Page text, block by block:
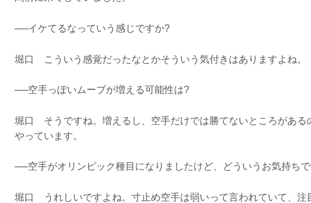
──イケてるなっていう感じですか?
堀口 こういう感覚だったなとかそういう気付きはありますよね。
──空手っぽいムーブが増える可能性は?
堀口 そうですね。増えるし、空手だけでは勝てないところがある
やっています。
──空手がオリンピック種目になりましたけど、どういうお気持ち
堀口 うれしいですよね。寸止め空手は弱いって言われていて、注